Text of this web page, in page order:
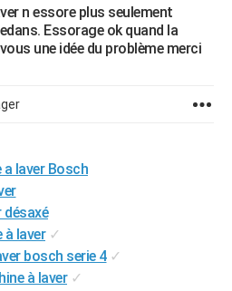
n essore plus seulement
Essorage ok quand la
une idée du problème merci
a laver Bosch
désaxé
laver ✓
bosch serie 4 ✓
à laver ✓